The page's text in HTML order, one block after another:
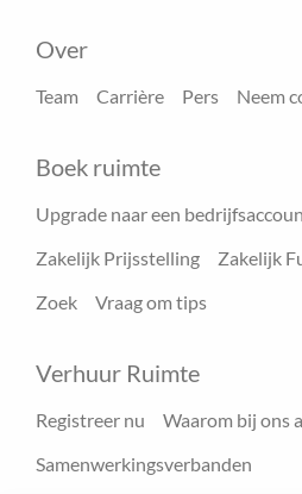
Over
Team Carrière Pers Neem
Boek ruimte
Upgrade naar een
Zakelijk Prijsstelling
Zakelijk
Zoek
Vraag om tips
Verhuur Ruimte
Registreer nu
Waarom bij ons
Samenwerkingsverbanden